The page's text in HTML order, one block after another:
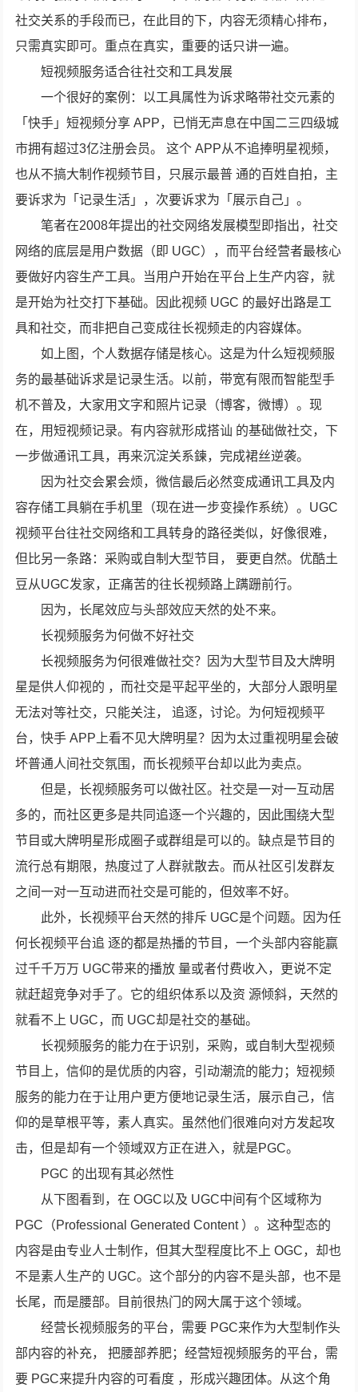
社交关系的手段而已，在此目的下，内容无须精心排布，
只需真实即可。重点在真实，重要的话只讲一遍。
短视频服务适合往社交和工具发展
一个很好的案例：以工具属性为诉求略带社交元素的
「快手」短视频分享 APP，已悄无声息在中国二三四级城
市拥有超过3亿注册会员。 这个 APP从不追捧明星视频，
也从不搞大制作视频节目，只展示最普 通的百姓自拍，主
要诉求为「记录生活」，次要诉求为「展示自己」。
笔者在2008年提出的社交网络发展模型即指出，社交
网络的底层是用户数据（即 UGC），而平台经营者最核心
要做好内容生产工具。当用户开始在平台上生产内容，就
是开始为社交打下基础。因此视频 UGC 的最好出路是工
具和社交，而非把自己变成往长视频走的内容媒体。
如上图，个人数据存储是核心。这是为什么短视频服
务的最基础诉求是记录生活。以前，带宽有限而智能型手
机不普及，大家用文字和照片记录（博客，微博）。现
在，用短视频记录。有内容就形成搭讪 的基础做社交，下
一步做通讯工具，再来沉淀关系鍊，完成裙丝逆袭。
因为社交会累会烦，微信最后必然变成通讯工具及内
容存储工具躺在手机里（现在进一步变操作系统）。UGC
视频平台往社交网络和工具转身的路径类似，好像很难，
但比另一条路：采购或自制大型节目， 要更自然。优酷土
豆从UGC发家，正痛苦的往长视频路上蹒跚前行。
因为，长尾效应与头部效应天然的处不来。
长视频服务为何做不好社交
长视频服务为何很难做社交？因为大型节目及大牌明
星是供人仰视的 ，而社交是平起平坐的，大部分人跟明星
无法对等社交，只能关注， 追逐，讨论。为何短视频平
台，快手 APP上看不见大牌明星？因为太过重视明星会破
坏普通人间社交氛围，而长视频平台却以此为卖点。
但是，长视频服务可以做社区。社交是一对一互动居
多的，而社区更多是共同追逐一个兴趣的，因此围绕大型
节目或大牌明星形成圈子或群组是可以的。缺点是节目的
流行总有期限，热度过了人群就散去。而从社区引发群友
之间一对一互动进而社交是可能的，但效率不好。
此外，长视频平台天然的排斥 UGC是个问题。因为任
何长视频平台追 逐的都是热播的节目，一个头部内容能赢
过千千万万 UGC带来的播放 量或者付费收入，更说不定
就赶超竞争对手了。它的组织体系以及资 源倾斜，天然的
就看不上 UGC，而 UGC却是社交的基础。
长视频服务的能力在于识别，采购，或自制大型视频
节目上，信仰的是优质的内容，引动潮流的能力；短视频
服务的能力在于让用户更方便地记录生活，展示自己，信
仰的是草根平等，素人真实。虽然他们很难向对方发起攻
击，但是却有一个领域双方正在进入，就是PGC。
PGC 的出现有其必然性
从下图看到，在 OGC以及 UGC中间有个区域称为
PGC（Professional Generated Content ）。这种型态的
内容是由专业人士制作，但其大型程度比不上 OGC，却也
不是素人生产的 UGC。这个部分的内容不是头部，也不是
长尾，而是腰部。目前很热门的网大属于这个领域。
经营长视频服务的平台，需要 PGC来作为大型制作头
部内容的补充， 把腰部养肥；经营短视频服务的平台，需
要 PGC来提升内容的可看度 ，形成兴趣团体。从这个角